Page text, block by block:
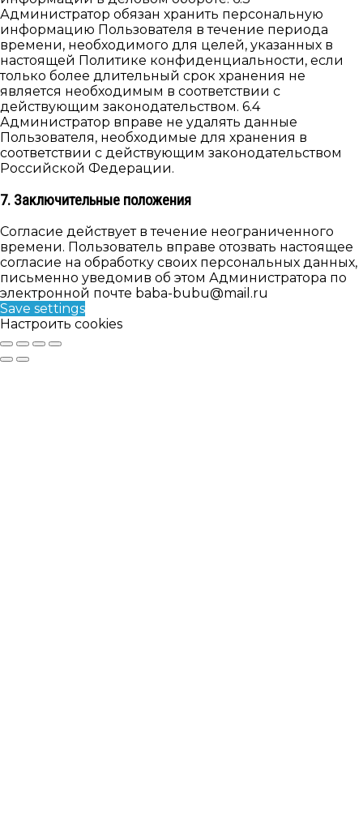
Администратор обязан хранить персональную
информацию Пользователя в течение периода
времени, необходимого для целей, указанных в
настоящей Политике конфиденциальности, если
только более длительный срок хранения не
является необходимым в соответствии с
действующим законодательством. 6.4
Администратор вправе не удалять данные
Пользователя, необходимые для хранения в
соответствии с действующим законодательством
Российской Федерации.
7. Заключительные положения
Согласие действует в течение неограниченного
времени. Пользователь вправе отозвать настоящее
согласие на обработку своих персональных данных,
письменно уведомив об этом Администратора по
электронной почте baba-bubu@mail.ru
Save settings
Настроить cookies